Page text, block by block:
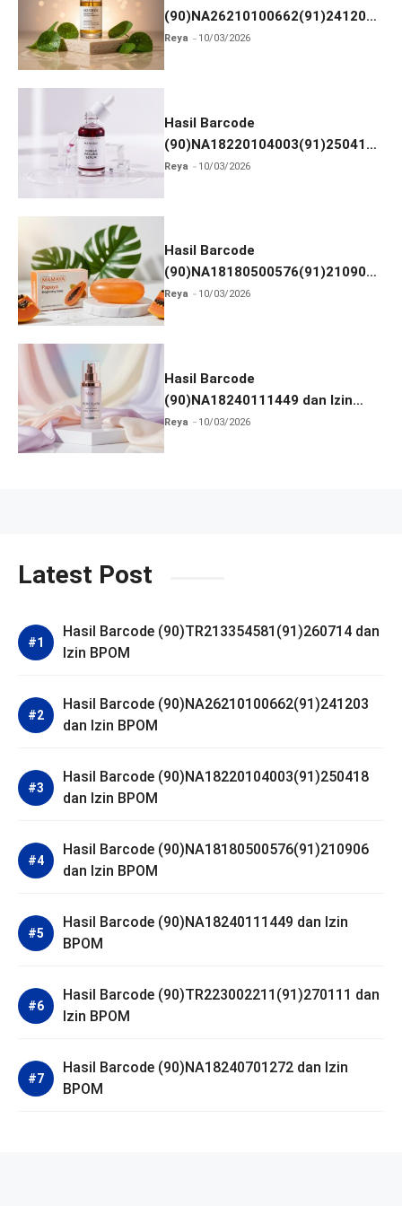
(90)NA26210100662(91)241203
dan Izin BPOM
Reya 10/03/2026
Hasil Barcode
(90)NA18220104003(91)250418
dan Izin BPOM
Reya 10/03/2026
Hasil Barcode
(90)NA18180500576(91)210906
dan Izin BPOM
Reya 10/03/2026
Hasil Barcode
(90)NA18240111449 dan Izin
BPOM
Reya 10/03/2026
Latest Post
Hasil Barcode (90)TR213354581(91)260714 dan
Izin BPOM
Hasil Barcode (90)NA26210100662(91)241203
dan Izin BPOM
Hasil Barcode (90)NA18220104003(91)250418
dan Izin BPOM
Hasil Barcode (90)NA18180500576(91)210906
dan Izin BPOM
Hasil Barcode (90)NA18240111449 dan Izin
BPOM
Hasil Barcode (90)TR223002211(91)270111 dan
Izin BPOM
Hasil Barcode (90)NA18240701272 dan Izin
BPOM